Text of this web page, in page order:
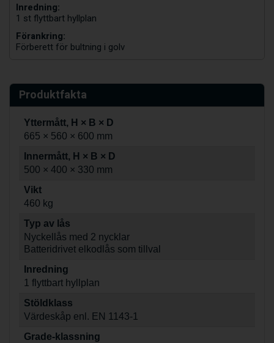
Inredning:
1 st flyttbart hyllplan
Förankring:
Förberett för bultning i golv
Produktfakta
Yttermått, H × B × D
665 × 560 × 600 mm
Innermått, H × B × D
500 × 400 × 330 mm
Vikt
460 kg
Typ av lås
Nyckellås med 2 nycklar
Batteridrivet elkodlås som tillval
Inredning
1 flyttbart hyllplan
Stöldklass
Värdeskåp enl. EN 1143-1
Grade-klassning